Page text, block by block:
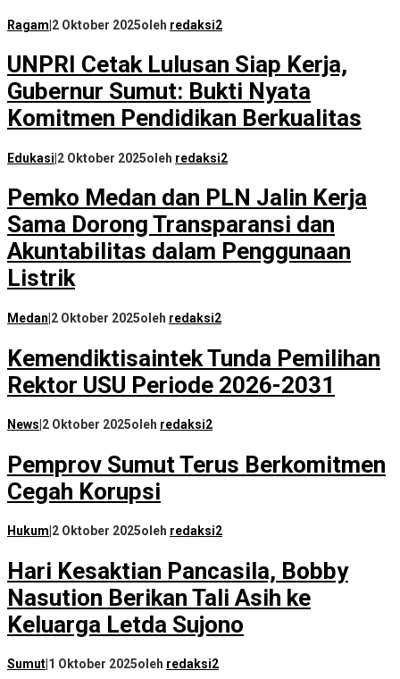
Ragam 2 Oktober 2025oleh redaksi2
UNPRI Cetak Lulusan Siap Kerja,
Gubernur Sumut: Bukti Nyata
Komitmen Pendidikan Berkualitas
Edukasi 2 Oktober 2025oleh redaksi2
Pemko Medan dan PLN Jalin Kerja
Sama Dorong Transparansi dan
Akuntabilitas dalam Penggunaan
Listrik
Medan 2 Oktober 2025oleh redaksi2
Kemendiktisaintek Tunda Pemilihan
Rektor USU Periode 2026-2031
News 2 Oktober 2025oleh redaksi2
Pemprov Sumut Terus Berkomitmen
Cegah Korupsi
Hukum 2 Oktober 2025oleh redaksi2
Hari Kesaktian Pancasila, Bobby
Nasution Berikan Tali Asih ke
Keluarga Letda Sujono
Sumut 1 Oktober 2025oleh redaksi2